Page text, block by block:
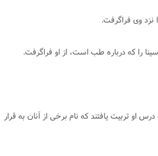
وى فراگرفت.
را که درباره طب است، از او فراگرفت.
او تربیت یافتند که نام برخى از آنان به قرار